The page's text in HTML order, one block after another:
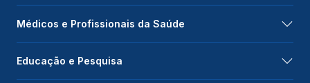
Médicos e Profissionais da Saúde
Educação e Pesquisa